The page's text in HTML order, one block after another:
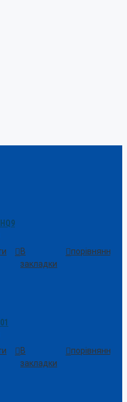
В
закладки
порівняння
В
закладки
порівняння